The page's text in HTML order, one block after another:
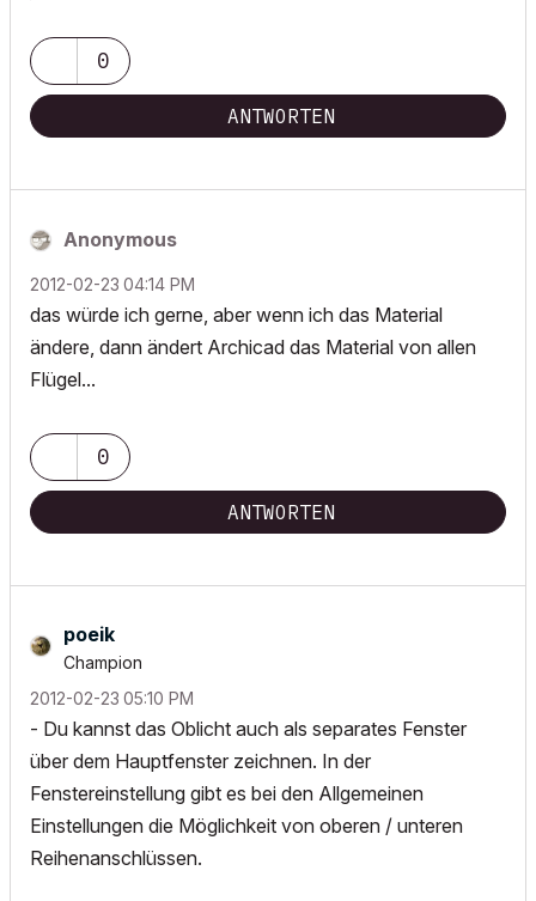
0
ANTWORTEN
Anonymous
‎2012-02-23 04:14 PM
das würde ich gerne, aber wenn ich das Material
ändere, dann ändert Archicad das Material von allen
Flügel...
0
ANTWORTEN
poeik
Champion
‎2012-02-23 05:10 PM
- Du kannst das Oblicht auch als separates Fenster
über dem Hauptfenster zeichnen. In der
Fenstereinstellung gibt es bei den Allgemeinen
Einstellungen die Möglichkeit von oberen / unteren
Reihenanschlüssen.